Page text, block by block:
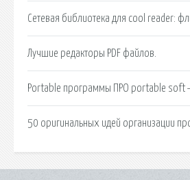
Сетевая библиотека для cool reader:
Лучшие редакторы PDF файлов.
Portable программы ПРО portable soft —
50 оригинальных идей организации